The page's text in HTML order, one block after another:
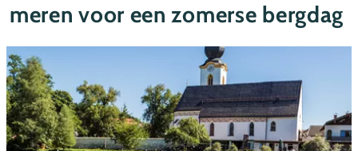
Accommodaties
Thema's
Bezienswaardigheden
meren voor een zomerse bergdag